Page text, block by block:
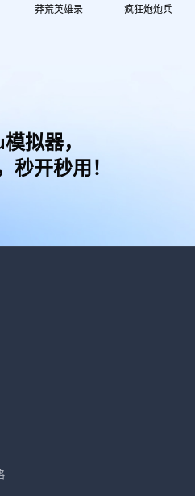
莽荒英雄录 疯狂炮炮兵
拟器，
秒开秒用！